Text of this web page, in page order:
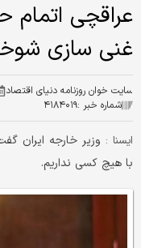
عراقچی
غنی سازی
سایت خوان روزنامه دنیای اقتصاد
شماره خبر :۴۱۸۴۰۱۹
ايسنا : وزیر خارجه ایران
با هیچ کسی نداریم.